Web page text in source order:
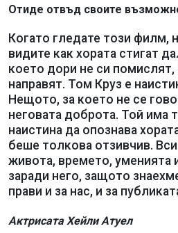
Отиде отвъд своите
Когато гледате този филм,
видите как хората стигат
което дори не си помислят,
направят. Том Круз е
Нещото, за което не се
неговата доброта. Той има
наистина да опознава
беше толкова отзивчив.
живота, времето, уменията
заради него, защото
прави и за нас, и за
Актрисата Хейли Атуел